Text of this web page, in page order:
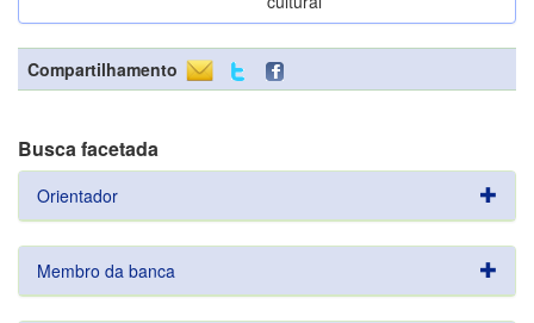
Compartilhamento
Busca facetada
Orientador
Membro da banca